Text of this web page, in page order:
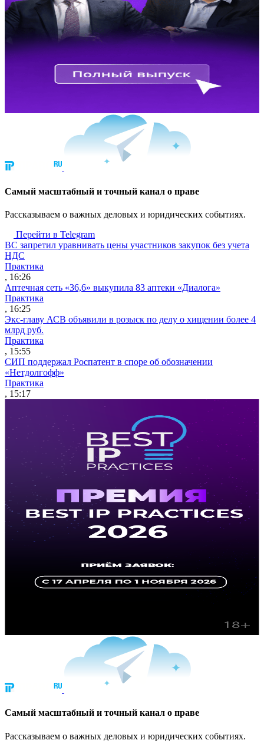
Cамый масштабный и точный канал о праве
Рассказываем о важных деловых и юридических событиях.
Перейти в Telegram
ВС запретил уравнивать цены участников закупок без учета
НДС
Практика
, 16:26
Аптечная сеть «36,6» выкупила 83 аптеки «Диалога»
Практика
, 16:25
Экс-главу АСВ объявили в розыск по делу о хищении более 4
млрд руб.
Практика
, 15:55
СИП поддержал Роспатент в споре об обозначении
«Нетдолгофф»
Практика
, 15:17
Cамый масштабный и точный канал о праве
Рассказываем о важных деловых и юридических событиях.